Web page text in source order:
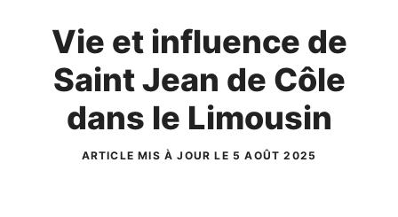
Vie et influence de
Saint Jean de Côle
dans le Limousin
ARTICLE MIS À JOUR LE 5 AOÛT 2025